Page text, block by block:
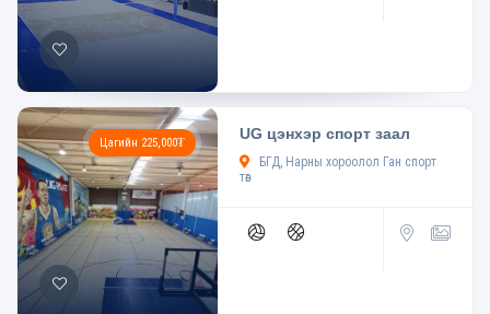
Цагийн 225,000₮
UG цэнхэр спорт заал
БГД, Нарны хороолол Ган спорт
төв